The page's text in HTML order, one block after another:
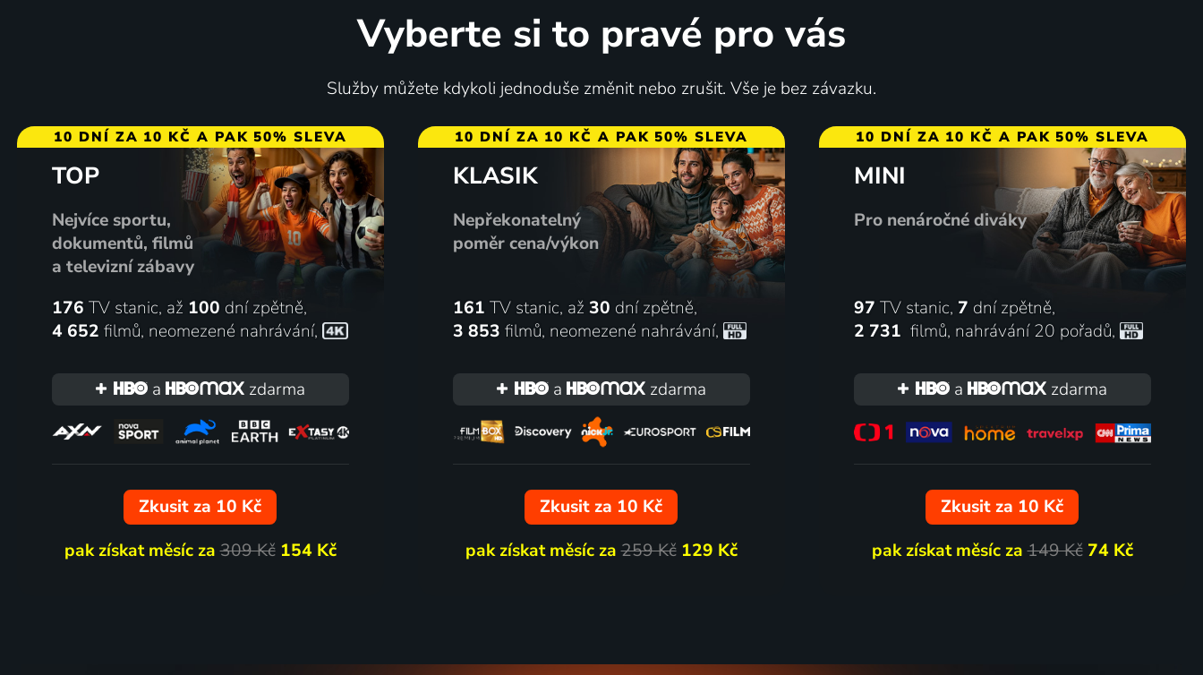
Pat a Mat znovu v akci
2018 | Česká republika | Animovaný, Rodinný
Oscar & Malika toujours en
retard
2018 | Austrálie, Francie, Německo | Animovaný, Dobrodružný, Komedie, Pohádka, Rodinný
Dilili v Paříži
Fantastická zvířata:
Grindelwaldovy zločiny
2018 | USA, Velká Británie | Dobrodružný, Fantasy, Rodinný
62
11 dílů %
2018 | Francie | Komedie, Dobrodružný, Rodinný
světla
Vyberte si to pravé pro vás
Služby můžete kdykoli jednoduše změnit nebo zrušit. Vše je bez závazku.
10 DNÍ ZA 10 KČ A PAK 50% SLEVA
TOP
Nejvíce sportu,
dokumentů, filmů
a televizní zábavy
176 TV stanic, až 100 dní zpětně,
4 652 filmů, neomezené nahrávání,
a zdarma
Zkusit za 10 Kč
pak získat měsíc za309 Kč 154 Kč
10 DNÍ ZA 10 KČ A PAK 50% SLEVA
KLASIK
Nepřekonatelný
poměr cena/výkon
161 TV stanic, až 30 dní zpětně,
3 853 filmů, neomezené nahrávání,
a zdarma
Zkusit za 10 Kč
pak získat měsíc za259 Kč 129 Kč
10 DNÍ ZA 10 KČ A PAK 50% SLEVA
MINI
Pro nenáročné diváky
97 TV stanic, 7 dní zpětně,
2 731 filmů, nahrávání 20 pořadů,
a zdarma
Zkusit za 10 Kč
pak získat měsíc za149 Kč 74 Kč